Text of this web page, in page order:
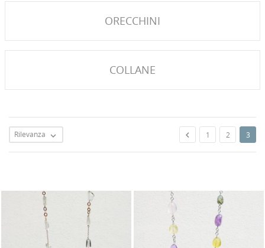
ORECCHINI
COLLANE
Rilevanza   1 2 3